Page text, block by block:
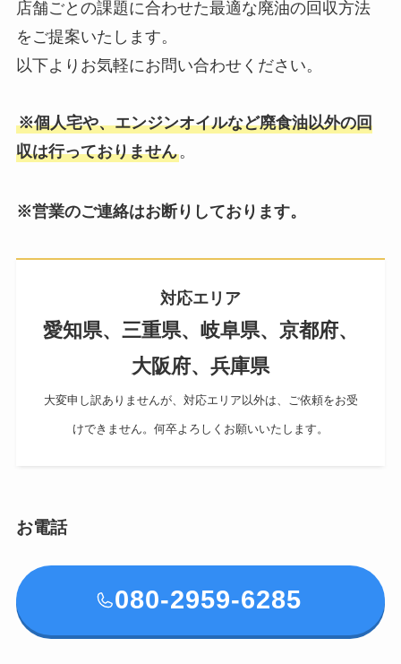
店舗ごとの課題に合わせた最適な廃油の回収方法
をご提案いたします。
以下よりお気軽にお問い合わせください。
※個人宅や、エンジンオイルなど廃食油以外の回
収は行っておりません。
※営業のご連絡はお断りしております。
対応エリア
愛知県、三重県、岐阜県、京都府、
大阪府、兵庫県
大変申し訳ありませんが、対応エリア以外は、ご依頼をお受
けできません。何卒よろしくお願いいたします。
お電話
080-2959-6285